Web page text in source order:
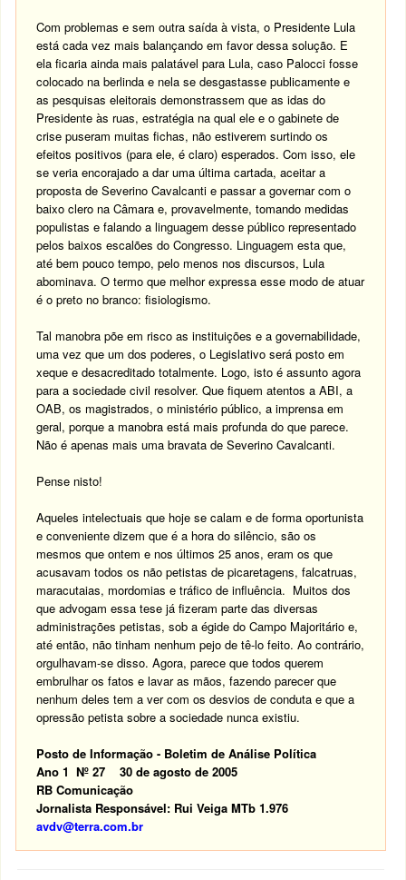
Com problemas e sem outra saída à vista, o Presidente Lula
está cada vez mais balançando em favor dessa solução. E
ela ficaria ainda mais palatável para Lula, caso Palocci fosse
colocado na berlinda e nela se desgastasse publicamente e
as pesquisas eleitorais demonstrassem que as idas do
Presidente às ruas, estratégia na qual ele e o gabinete de
crise puseram muitas fichas, não estiverem surtindo os
efeitos positivos (para ele, é claro) esperados. Com isso, ele
se veria encorajado a dar uma última cartada, aceitar a
proposta de Severino Cavalcanti e passar a governar com o
baixo clero na Câmara e, provavelmente, tomando medidas
populistas e falando a linguagem desse público representado
pelos baixos escalões do Congresso. Linguagem esta que,
até bem pouco tempo, pelo menos nos discursos, Lula
abominava. O termo que melhor expressa esse modo de atuar
é o preto no branco: fisiologismo.
Tal manobra põe em risco as instituições e a governabilidade,
uma vez que um dos poderes, o Legislativo será posto em
xeque e desacreditado totalmente. Logo, isto é assunto agora
para a sociedade civil resolver. Que fiquem atentos a ABI, a
OAB, os magistrados, o ministério público, a imprensa em
geral, porque a manobra está mais profunda do que parece.
Não é apenas mais uma bravata de Severino Cavalcanti.
Pense nisto!
Aqueles intelectuais que hoje se calam e de forma oportunista
e conveniente dizem que é a hora do silêncio, são os
mesmos que ontem e nos últimos 25 anos, eram os que
acusavam todos os não petistas de picaretagens, falcatruas,
maracutaias, mordomias e tráfico de influência. Muitos dos
que advogam essa tese já fizeram parte das diversas
administrações petistas, sob a égide do Campo Majoritário e,
até então, não tinham nenhum pejo de tê-lo feito. Ao contrário,
orgulhavam-se disso. Agora, parece que todos querem
embrulhar os fatos e lavar as mãos, fazendo parecer que
nenhum deles tem a ver com os desvios de conduta e que a
opressão petista sobre a sociedade nunca existiu.
Posto de Informação - Boletim de Análise Política
Ano 1 Nº 27 30 de agosto de 2005
RB Comunicação
Jornalista Responsável: Rui Veiga MTb 1.976
avdv@terra.com.br